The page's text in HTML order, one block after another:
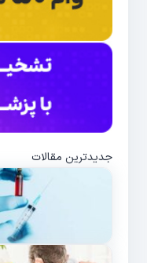
جدیدترین مقالات